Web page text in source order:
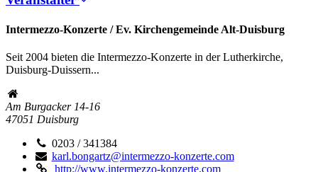
Intermezzo-Konzerte / Ev. Kirchengemeinde Alt-Duisburg
Seit 2004 bieten die Intermezzo-Konzerte in der Lutherkirche,
Duisburg-Duissern...
Am Burgacker 14-16
47051 Duisburg
0203 / 341384
karl.bongartz@intermezzo-konzerte.com
http://www.intermezzo-konzerte.com